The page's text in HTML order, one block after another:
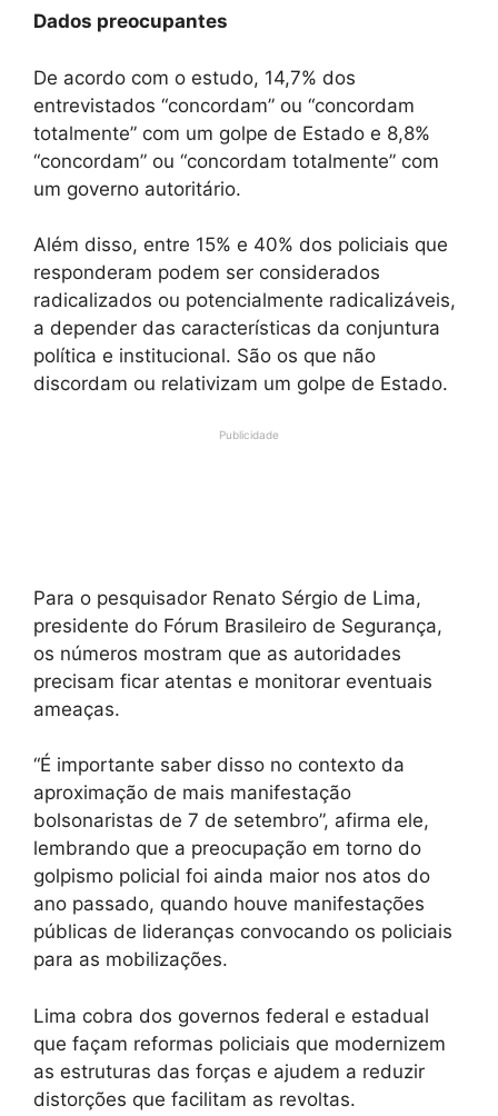
Dados preocupantes
De acordo com o estudo, 14,7% dos
entrevistados “concordam” ou “concordam
totalmente” com um golpe de Estado e 8,8%
“concordam” ou “concordam totalmente” com
um governo autoritário.
Além disso, entre 15% e 40% dos policiais que
responderam podem ser considerados
radicalizados ou potencialmente radicalizáveis,
a depender das características da conjuntura
política e institucional. São os que não
discordam ou relativizam um golpe de Estado.
Publicidade
Para o pesquisador Renato Sérgio de Lima,
presidente do Fórum Brasileiro de Segurança,
os números mostram que as autoridades
precisam ficar atentas e monitorar eventuais
ameaças.
“É importante saber disso no contexto da
aproximação de mais manifestação
bolsonaristas de 7 de setembro”, afirma ele,
lembrando que a preocupação em torno do
golpismo policial foi ainda maior nos atos do
ano passado, quando houve manifestações
públicas de lideranças convocando os policiais
para as mobilizações.
Lima cobra dos governos federal e estadual
que façam reformas policiais que modernizem
as estruturas das forças e ajudem a reduzir
distorções que facilitam as revoltas.